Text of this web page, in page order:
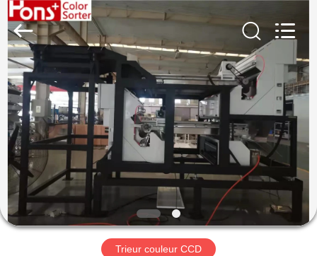
MAISON
PRODUITS
AU
SUJET
DE
NOUS
Hongshi
Optoelectronic
High-
tech
Co.,Ltd.
Rights
Reserved.
Trieur couleur CCD